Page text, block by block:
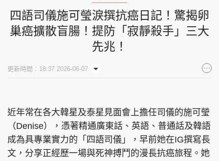
玄學靈異 東周專欄
東周刊 cazbuyer 東Touch
四語司儀施可瑩淚撰抗癌日記！驚揭卵
巢癌擴散盲腸！提防「寂靜殺手」三大
先兆！
更新時間：18:37 2026-06-07
近年常在各大韓星及泰星見面會上擔任司儀的施可瑩
（Denise），憑著精通廣東話、英語、普通話及韓語
成為具專業實力的「四語司儀」，早前她在IG撰寫長
文，分享正經歷一場與死神搏鬥的漫長抗癌旅程。她